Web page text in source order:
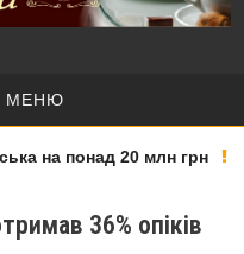
МЕНЮ
на понад 20 млн грн
36% опіків